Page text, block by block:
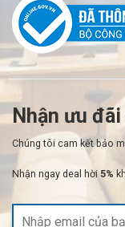
Nhận ưu
Chúng tôi cam kết bảo
Nhận ngay deal hời 5%